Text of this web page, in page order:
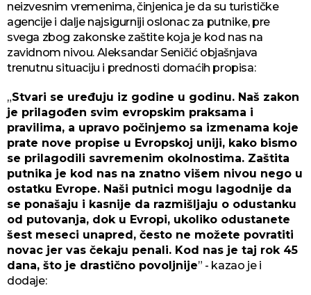
neizvesnim vremenima, činjenica je da su turističke
agencije i dalje najsigurniji oslonac za putnike, pre
svega zbog zakonske zaštite koja je kod nas na
zavidnom nivou. Aleksandar Seničić objašnjava
trenutnu situaciju i prednosti domaćih propisa:
„Stvari se uređuju iz godine u godinu. Naš zakon
je prilagođen svim evropskim praksama i
pravilima, a upravo počinjemo sa izmenama koje
prate nove propise u Evropskoj uniji, kako bismo
se prilagodili savremenim okolnostima. Zaštita
putnika je kod nas na znatno višem nivou nego u
ostatku Evrope. Naši putnici mogu lagodnije da
se ponašaju i kasnije da razmišljaju o odustanku
od putovanja, dok u Evropi, ukoliko odustanete
šest meseci unapred, često ne možete povratiti
novac jer vas čekaju penali. Kod nas je taj rok 45
dana, što je drastično povoljnije” - kazao je i
dodaje: